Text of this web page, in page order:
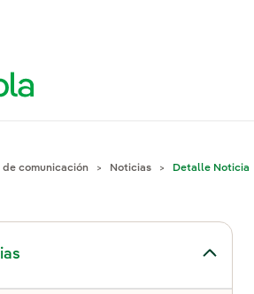
de comunicación Noticias Detalle Noticia
el submenú para Noticias